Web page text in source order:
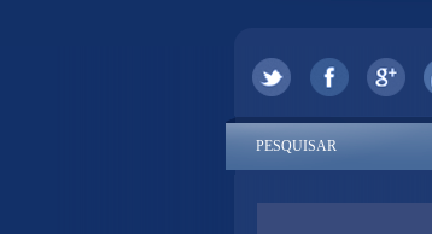
PESQUISAR